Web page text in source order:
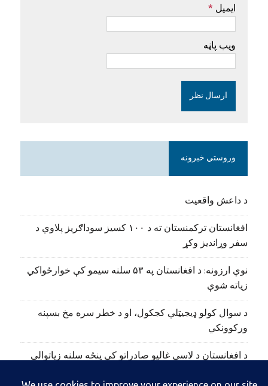
ایمیل *
ویب پاڼه
وروستي خبرونه
د داعش واقعیت
افغانستان ترکمنستان ته د ۱۰۰ کسیز سوداګریز پلاوي د
سفر وړاندیز وکړ
نوې ارزونه: د افغانستان په ۵۳ سلنه سیمو کې خوارځواکي
زیاته شوې
د سوال کولو ډیجیټلي کجکول، او د خطر سره مخ بسپنه
ورکوونکي
د افغانستان د لاسي غالیو صادراتو کې پنځه سلنه زیاتوالی